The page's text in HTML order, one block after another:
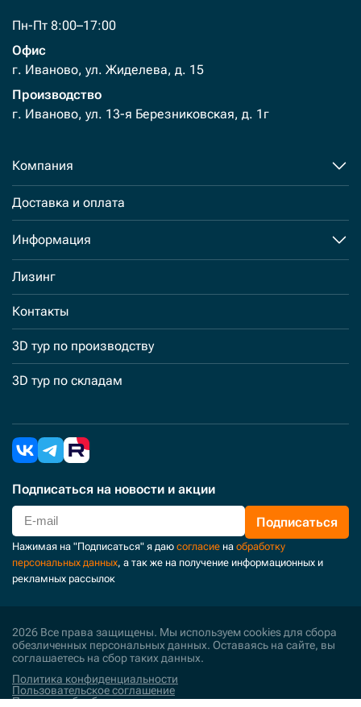
Пн-Пт 8:00–17:00
Офис
г. Иваново, ул. Жиделева, д. 15
Производство
г. Иваново, ул. 13-я Березниковская, д. 1г
Компания
Доставка и оплата
Информация
Лизинг
Контакты
3D тур по производству
3D тур по складам
Подписаться на новости и акции
Подписаться
Нажимая на "Подписаться" я даю согласие на обработку
персональных данных, а так же на получение информационных и
рекламных рассылок
2026 Все права защищены. Мы используем cookies для сбора
обезличенных персональных данных. Оставаясь на сайте, вы
соглашаетесь на сбор таких данных.
Политика конфиденциальности
Пользовательское соглашение
Политика обработки персональных данных